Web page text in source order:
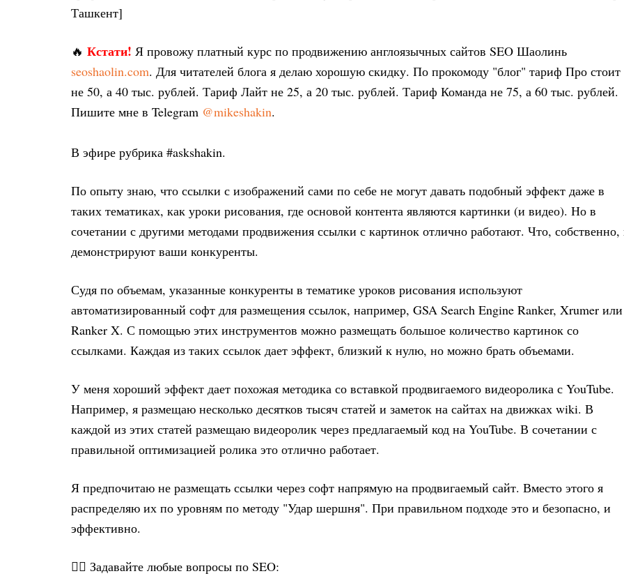
Ташкент]
🔥 Кстати! Я провожу платный курс по продвижению англоязычных сайтов SEO Шаолинь
seoshaolin.com. Для читателей блога я делаю хорошую скидку. По прокомоду "блог" тариф Про стоит
не 50, а 40 тыс. рублей. Тариф Лайт не 25, а 20 тыс. рублей. Тариф Команда не 75, а 60 тыс. рублей.
Пишите мне в Telegram @mikeshakin.
В эфире рубрика #askshakin.
По опыту знаю, что ссылки с изображений сами по себе не могут давать подобный эффект даже в
таких тематиках, как уроки рисования, где основой контента являются картинки (и видео). Но в
сочетании с другими методами продвижения ссылки с картинок отлично работают. Что, собственно,
демонстрируют ваши конкуренты.
Судя по объемам, указанные конкуренты в тематике уроков рисования используют
автоматизированный софт для размещения ссылок, например, GSA Search Engine Ranker, Xrumer или
Ranker X. С помощью этих инструментов можно размещать большое количество картинок со
ссылками. Каждая из таких ссылок дает эффект, близкий к нулю, но можно брать объемами.
У меня хороший эффект дает похожая методика со вставкой продвигаемого видеоролика с YouTube.
Например, я размещаю несколько десятков тысяч статей и заметок на сайтах на движках wiki. В
каждой из этих статей размещаю видеоролик через предлагаемый код на YouTube. В сочетании с
правильной оптимизацией ролика это отлично работает.
Я предпочитаю не размещать ссылки через софт напрямую на продвигаемый сайт. Вместо этого я
распределяю их по уровням по методу "Удар шершня". При правильном подходе это и безопасно, и
эффективно.
✍🏻 Задавайте любые вопросы по SEO: